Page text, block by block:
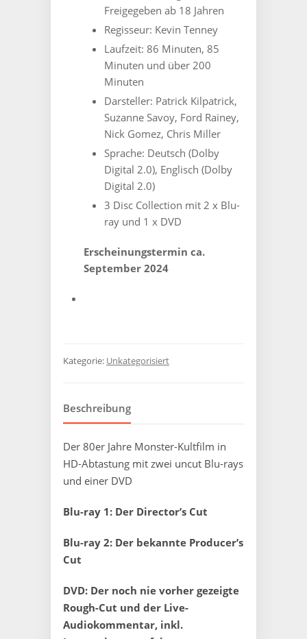
Freigegeben ab 18 Jahren
Regisseur: ‎Kevin Tenney
Laufzeit: ‎ 86 Minuten, 85
Minuten und über 200
Minuten
Darsteller: ‎Patrick Kilpatrick,
Suzanne Savoy, Ford Rainey,
Nick Gomez, Chris Miller
Sprache: Deutsch (Dolby
Digital 2.0), Englisch (Dolby
Digital 2.0)
3 Disc Collection mit 2 x Blu-
ray und 1 x DVD
Erscheinungstermin ca.
September 2024
Medienbuch
Kategorie: Unkategorisiert
Beschreibung
Der 80er Jahre Monster-Kultfilm in
HD-Abtastung mit zwei uncut Blu-rays
und einer DVD
Blu-ray 1: Der Director’s Cut
Blu-ray 2: Der bekannte Producer’s
Cut
DVD: Der noch nie vorher gezeigte
Rough-Cut und der Live-
Audiokommentar, inkl.